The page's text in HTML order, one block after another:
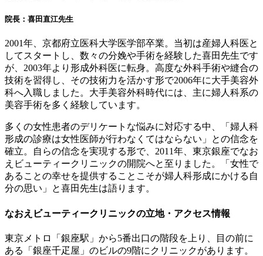
院長：喜田直江先生
2001年、京都府立医科大学医学部卒業。当初は産婦人科医と
してスタートし、数々の分娩や手術を経験した喜田先生です
が、2003年より形成外科医に転身。高度な外科手術や縫合の
技術を習得し、その技術力を活かす形で2006年に大手美容外
科へ入職しました。大手美容外科時代には、主に婦人科系の
美容手術を多く経験しています。
多くの女性患者のデリケートな悩みに対応する中、「婦人科
形成の診療は女性医師が行わなくてはならない」との信念を
確立。自らの信念を実現する形で、2011年、東京銀座でなお
えビューティークリニックの開院へと至りました。「女性で
あることの幸せを提供することこそが婦人科形成にかける自
分の思い」と喜田先生は語ります。
なおえビューティークリニックの立地・アクセス情報
東京メトロ「銀座駅」から5番出口の階段を上り、目の前に
ある「銀座千疋屋」のビルの9階にクリニックがあります。